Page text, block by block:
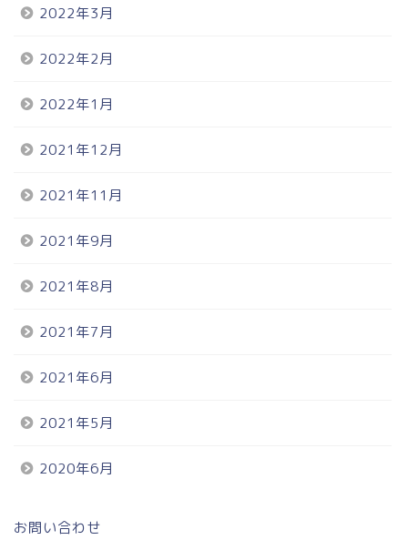
2022年3月
2022年2月
2022年1月
2021年12月
2021年11月
2021年9月
2021年8月
2021年7月
2021年6月
2021年5月
2020年6月
お問い合わせ